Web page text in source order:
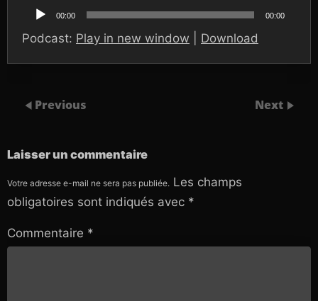
audio
00:00 00:00
Podcast: Play in new window Download
Previous Next
Laisser un commentaire
Votre adresse e-mail ne sera pas publiée. Les champs
obligatoires sont indiqués avec *
Commentaire *